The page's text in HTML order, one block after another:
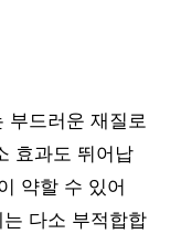
부드러운 재질로
효과도 뛰어납
약할 수 있어
다소 부적합합